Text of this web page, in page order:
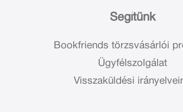
Segítünk
Bookfriends törzsvásárlói
Ügyfélszolgálat
Visszaküldési